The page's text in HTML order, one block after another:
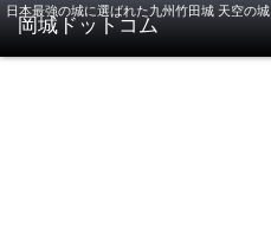
日本最強の城に選ばれた九州竹田城 天空の城